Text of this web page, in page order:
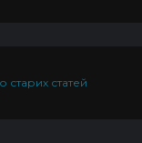
старих статей